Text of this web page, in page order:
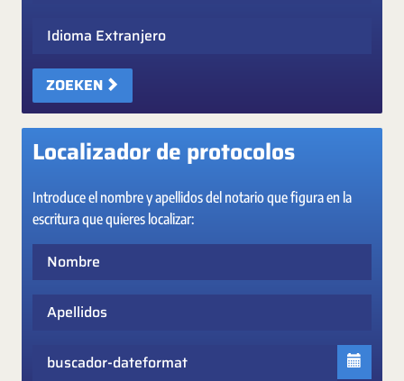
Idioma Extranjero
ZOEKEN
Localizador de protocolos
Introduce el nombre y apellidos del notario que figura en la
escritura que quieres localizar:
Apellidos
Fecha